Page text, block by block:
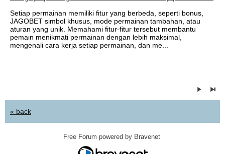
Setiap permainan memiliki fitur yang berbeda, seperti bonus,
JAGOBET simbol khusus, mode permainan tambahan, atau
aturan yang unik. Memahami fitur-fitur tersebut membantu
pemain menikmati permainan dengan lebih maksimal,
mengenali cara kerja setiap permainan, dan me...
« back
Free Forum powered by Bravenet